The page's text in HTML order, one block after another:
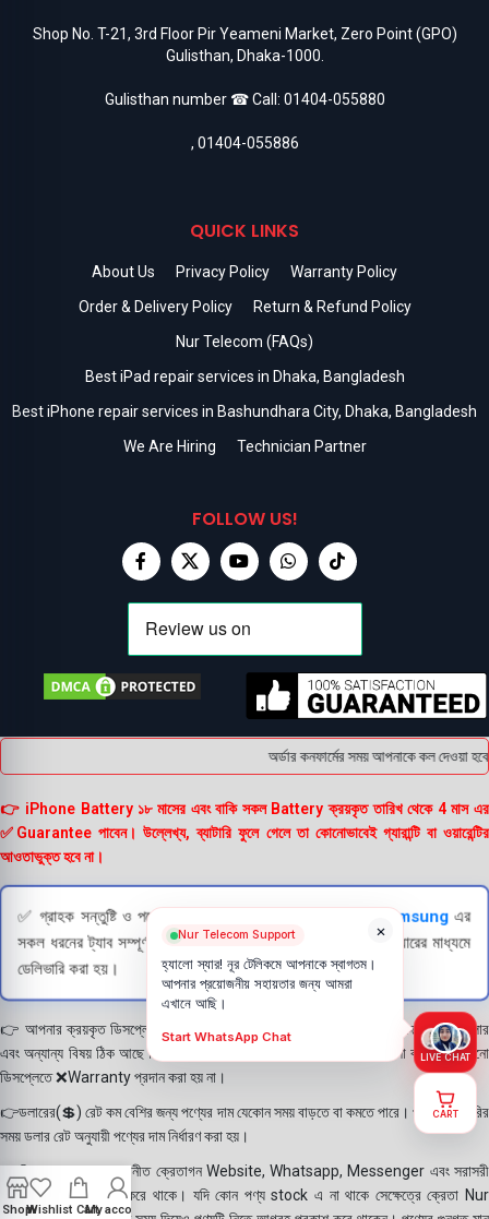
Shop No. T-21, 3rd Floor Pir Yeameni Market, Zero Point (GPO)
Gulisthan, Dhaka-1000.
Gulisthan number ☎ Call: 01404-055880
, 01404-055886
QUICK LINKS
About Us Privacy Policy
Warranty Policy
Order & Delivery Policy
Return & Refund Policy
Nur Telecom (FAQs)
Best iPad repair services in Dhaka, Bangladesh
Best iPhone repair services in Bashundhara City, Dhaka, Bangladesh
We Are Hiring
Technician Partner
FOLLOW US!
অর্ডার কনফার্মের সময় আপনাকে কল দেওয়া
👉 iPhone Battery ১৮ মাসের এবং বাকি সকল Battery ক্রয়কৃত তারিখ থেকে 4 মাস এর
✅Guarantee পাবেন। উল্লেখ্য, ব্যাটারি ফুলে গেলে তা কোনোভাবেই গ্যারান্টি বা ওয়ারেন্টির
আওতাভুক্ত হবে না।
✅ গ্রাহক সন্তুষ্টি ও পণ্যের স্বচ্ছতা নিশ্চিত করতে Samsung এর
সকল ধরনের ট্যাব সম্পূর্ণরূপে যাচাই (Check) করার পরই বিক্রি ও কুরিয়ারের মাধ্যমে
ডেলিভারি করা হয়।
👉 আপনার ক্রয়কৃত ডিসপ্লে স্থায়ী ভাবে লাগানোর আগে মোবাইলে লাগিয়ে চেক করে নিবেন কালার
এবং অন্যান্য বিষয় ঠিক আছে কিনা। শতভাগ নিশ্চিত হয়ে পলি তুলবেন। পলি তোলা বা আঠা লাগানো
ডিসপ্লেতে ❌Warranty প্রদান করা হয় না।
👉ডলারের(💲) রেট কম বেশির জন্য পণ্যের দাম যেকোন সময় বাড়তে বা কমতে পারে। পণ্য ডেলিভারির
সময় ডলার রেট অনুযায়ী পণ্যের দাম নির্ধারণ করা হয়।
👉বিঃ দ্রঃ- আমাদের সম্মানীত ক্রেতাগন Website, Whatsapp, Messenger এবং সরাসরী
ফোন করে পণ্য Order করে থাকে। যদি কোন পণ্য stock এ না থাকে সেক্ষেত্রে ক্রেতা Nur
ShopWishlist CartMy account
×
Nur Telecom Support
হ্যালো স্যার! নূর টেলিকমে আপনাকে স্বাগতম।
আপনার প্রয়োজনীয় সহায়তার জন্য আমরা
এখানে আছি।
Start WhatsApp Chat
LIVE CHAT
CART